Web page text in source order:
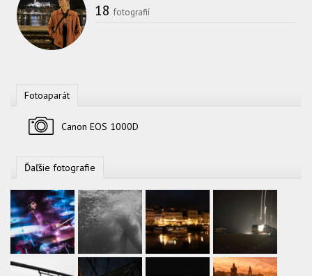
18 fotografií
Fotoaparát
Canon EOS 1000D
Ďaľšie fotografie